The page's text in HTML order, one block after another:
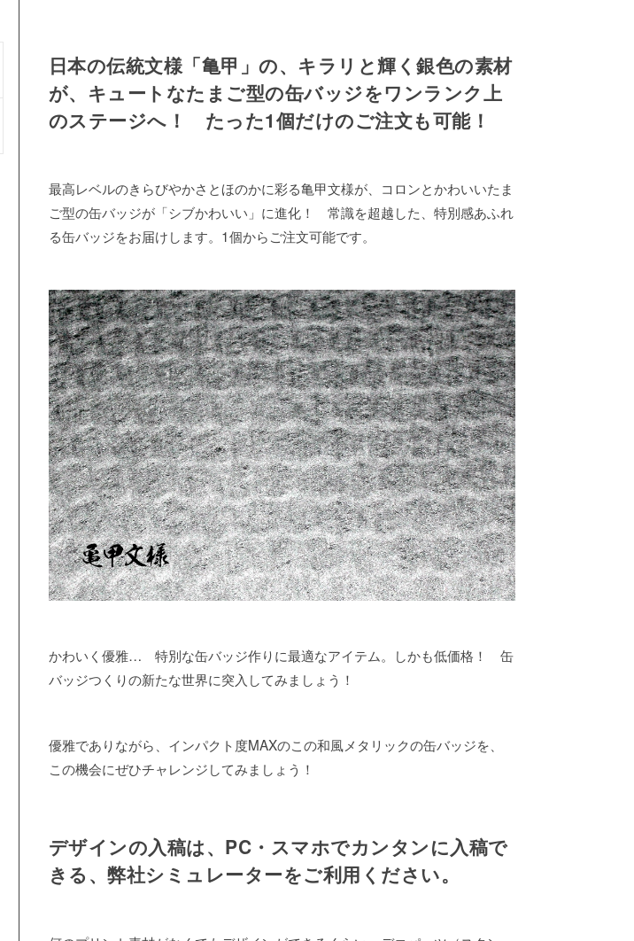
日本の伝統文様「亀甲」の、キラリと輝く銀色の素材
が、キュートなたまご型の缶バッジをワンランク上
のステージへ！ たった1個だけのご注文も可能！
最高レベルのきらびやかさとほのかに彩る亀甲文様が、コロンとかわいいたま
ご型の缶バッジが「シブかわいい」に進化！ 常識を超越した、特別感あふれ
る缶バッジをお届けします。1個からご注文可能です。
かわいく優雅… 特別な缶バッジ作りに最適なアイテム。しかも低価格！ 缶
バッジつくりの新たな世界に突入してみましょう！
優雅でありながら、インパクト度MAXのこの和風メタリックの缶バッジを、
この機会にぜひチャレンジしてみましょう！
デザインの入稿は、PC・スマホでカンタンに入稿で
きる、弊社シミュレーターをご利用ください。